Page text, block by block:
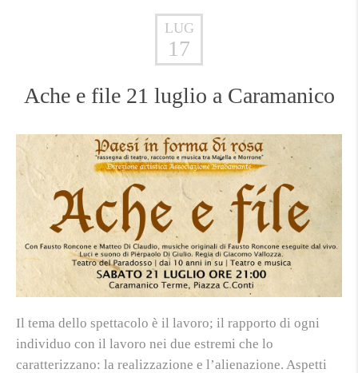
LUG
17
Ache e file 21 luglio a Caramanico
Il tema dello spettacolo è il lavoro; il rapporto di ogni
individuo con il lavoro nei due estremi che lo
caratterizzano: la realizzazione e l’alienazione. Aspetti